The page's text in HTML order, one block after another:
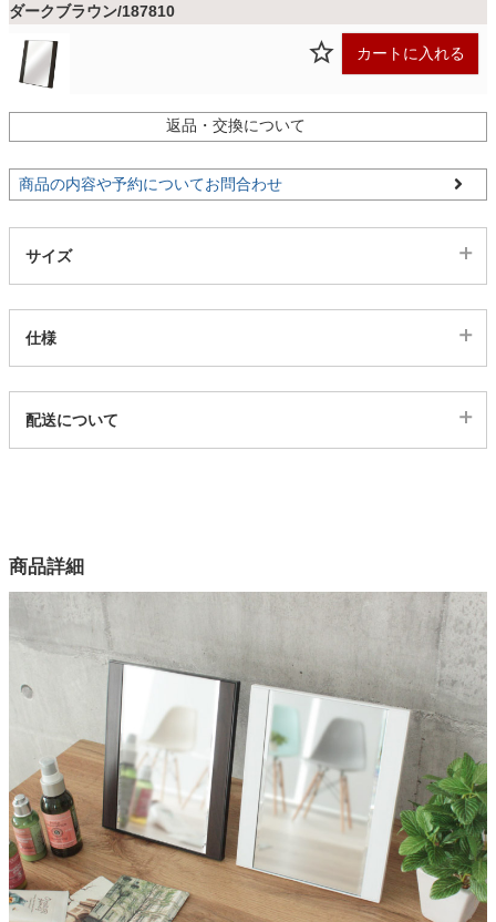
カーテン
マット
ガーデン
タワー
ダークブラウン/187810
カートに入れる
返品・交換について
商品の内容や予約についてお問合わせ
サイズ
仕様
187809
2色
ABS樹脂
機能
角度調整、壁掛け可能（フック穴）、滑り止め
原産国
中国
配送について
商品詳細